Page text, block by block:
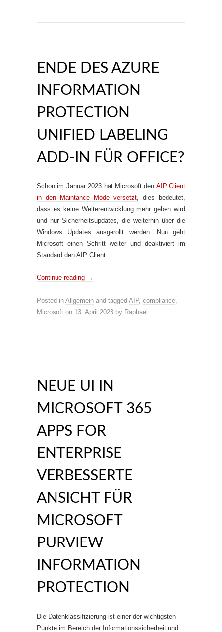
ENDE DES AZURE
INFORMATION
PROTECTION
UNIFIED LABELING
ADD-IN FÜR OFFICE?
Schon im Januar 2023 hat Microsoft den AIP Client
in den Maintance Mode versetzt, dies bedeutet,
dass es keine Weiterentwicklung mehr geben wird
und nur Sicherheitsupdates, die weiterhin über die
Windows Updates ausgerollt werden. Nun geht
Microsoft einen Schritt weiter und deaktiviert im
Standard den AIP Client.
Continue reading →
Posted in Allgemein and tagged AIP, compliance,
Microsoft on 13. April 2023 by Raphael .
NEUE UI IN
MICROSOFT 365
APPS FOR
ENTERPRISE
VERBESSERTE
ANSICHT FÜR
MICROSOFT
PURVIEW
INFORMATION
PROTECTION
Die Datenklassifizierung ist einer der wichtigsten
Punkte im Bereich der Informationssicherheit und